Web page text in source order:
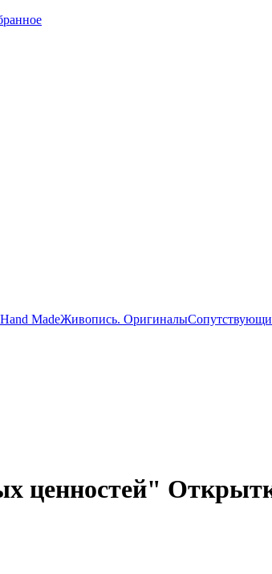
Hand MadeЖивопись. Оригиналы
ценностей"